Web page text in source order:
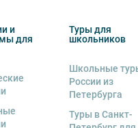
и
для
Туры для
школьников
Школьные
России из
Петербурга
Туры в Санкт-